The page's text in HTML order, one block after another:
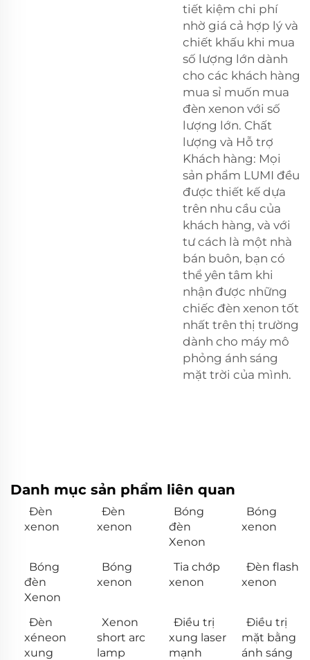
tiết kiệm chi phí
nhờ giá cả hợp lý và
chiết khấu khi mua
số lượng lớn dành
cho các khách hàng
mua sỉ muốn mua
đèn xenon với số
lượng lớn. Chất
lượng và Hỗ trợ
Khách hàng: Mọi
sản phẩm LUMI đều
được thiết kế dựa
trên nhu cầu của
khách hàng, và với
tư cách là một nhà
bán buôn, bạn có
thể yên tâm khi
nhận được những
chiếc đèn xenon tốt
nhất trên thị trường
dành cho máy mô
phỏng ánh sáng
mặt trời của mình.
Danh mục sản phẩm liên quan
Đèn
xenon
Đèn
xenon
Bóng
đèn
Xenon
Bóng
xenon
Bóng
đèn
Xenon
Bóng
xenon
Tia chớp
xenon
Đèn flash
xenon
Đèn
xéneon
xung
Xenon
short arc
lamp
Điều trị
xung laser
mạnh
Điều trị
mặt bằng
ánh sáng